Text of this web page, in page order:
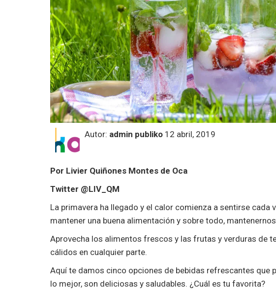
Autor: admin publiko 12 abril, 2019
Por Livier Quiñones Montes de Oca
Twitter @LIV_QM
La primavera ha llegado y el calor comienza a sentirse cada
mantener una buena alimentación y sobre todo,
Aprovecha los alimentos frescos y las frutas y verduras de
cálidos en cualquier parte.
Aquí te damos cinco opciones de bebidas refrescantes que
lo mejor, son deliciosas y saludables. ¿Cuál es tu favorita?